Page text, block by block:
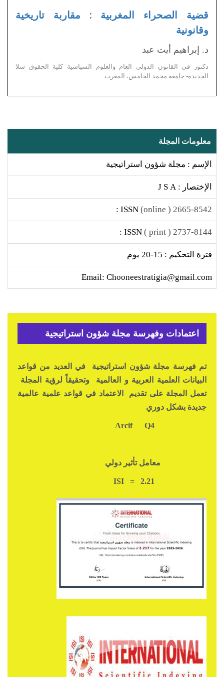
قضية الصحراء المغربية : مقاربة تاريخية
وقانونية
د. إبراهيم أيت عبد
دكتور في القانون الدولي العام والعلوم السياسية كلية الحقوق سلا
الجديدة- جامعة محمد الخامس، المغرب
معلومات المجلة
الإسم : مجلة شؤون استراتيجية
الإختصار : J S A
2665-8542 ( online)
2737-8144 ( print )
فترة التحكيم : 15-20 يوم
Email: Chooneestratigia@gmail.com
اعتمادات وفهرسة مجلة شؤون استراتيجية
تم فهرسة مجلة شؤون استراتيجية في العديد من قواعد
البيانات العلمية العربية و العالمية وتحقيقاً لرؤية المجلة
تعمل المجلة على تقديم الاعتماد في قواعد علمية عالمية
جديدة بشكل دوري
Q4
معامل تأثير دولي